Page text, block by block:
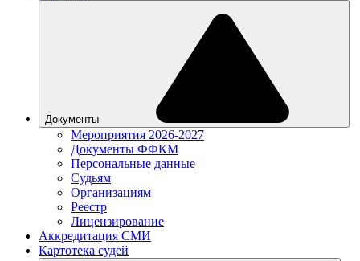
Документы
Мероприятия 2026-2027
Документы ФФКМ
Персональные данные
Судьям
Организациям
Реестр
Лицензирование
Аккредитация СМИ
Картотека судей